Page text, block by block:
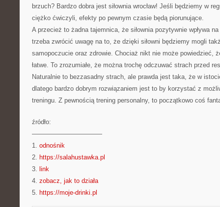
brzuch? Bardzo dobra jest siłownia wrocław! Jeśli będziemy w
ciężko ćwiczyli, efekty po pewnym czasie będą piorunujące.
A przecież to żadna tajemnica, że siłownia pozytywnie wpływa
trzeba zwrócić uwagę na to, że dzięki siłowni będziemy mogli
samopoczucie oraz zdrowie. Chociaż nikt nie może powiedzieć,
łatwe. To zrozumiałe, że można trochę odczuwać strach przed
Naturalnie to bezzasadny strach, ale prawda jest taka, że w
dlatego bardzo dobrym rozwiązaniem jest to by korzystać z
treningu. Z pewnością trening personalny, to początkowo coś
źródło:
———————————
1. odnośnik
2. https://salahustawka.pl
3. link
4. zobacz, jak to działa
5. https://moje-drinki.pl